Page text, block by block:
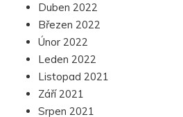
Duben 2022
Březen 2022
Únor 2022
Leden 2022
Listopad 2021
Září 2021
Srpen 2021